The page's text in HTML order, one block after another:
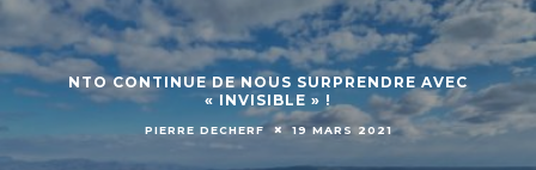
NTO CONTINUE DE NOUS SURPRENDRE AVEC
« INVISIBLE » !
PIERRE DECHERF 19 MARS 2021